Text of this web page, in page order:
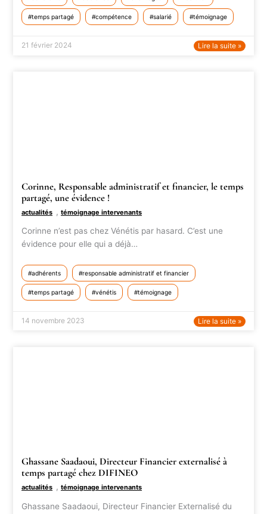
temps partagé compétence salarié témoignage
21 février 2024 Lire la suite »
Corinne, Responsable administratif et financier, le temps
partagé, une évidence !
actualités ,témoignage intervenants
Corinne n’est pas chez Vénétis par hasard. C’est une
évidence pour elle qui a déjà…
adhérents responsable administratif et financier
temps partagé vénétis témoignage
14 novembre 2023 Lire la suite »
Ghassane Saadaoui, Directeur Financier externalisé à
temps partagé chez DIFINEO
actualités ,témoignage intervenants
Ghassane Saadaoui, Directeur Financier Externalisé du